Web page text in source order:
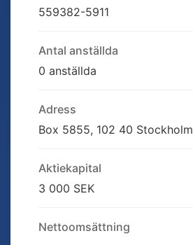
559382-5911
Antal anställda
0 anställda
Adress
Box 5855, 102 40 Stockholm
Aktiekapital
3 000 SEK
Nettoomsättning